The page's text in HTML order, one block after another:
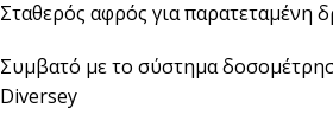
Σταθερός αφρός για παρατεταμένη
Συμβατό με το σύστημα
Diversey